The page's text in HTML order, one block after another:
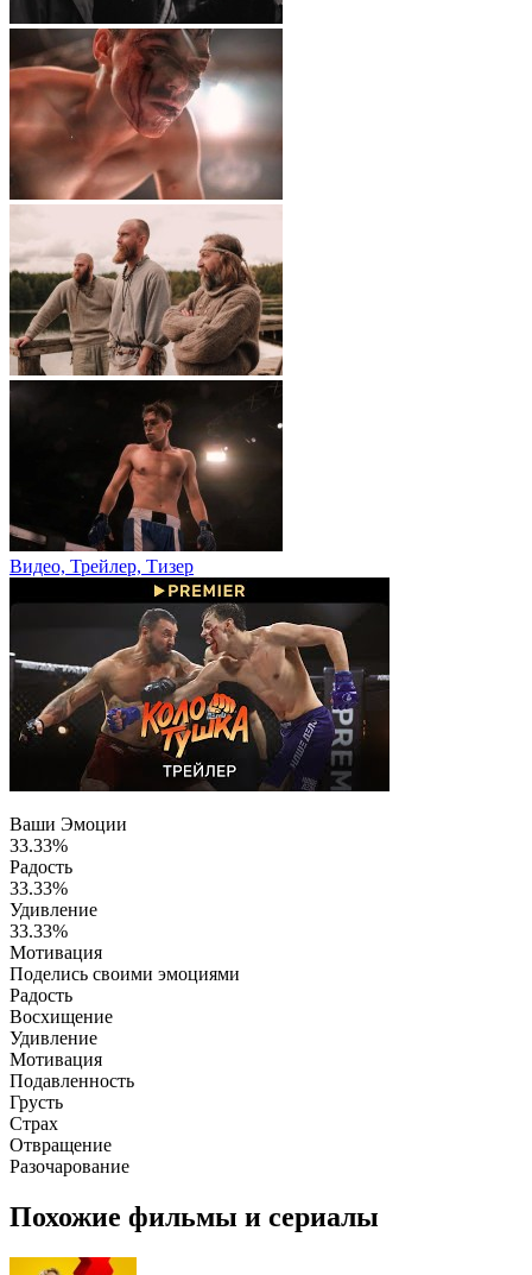
Видео, Трейлер, Тизер
Ваши Эмоции
33.33%
Радость
33.33%
Удивление
33.33%
Мотивация
Поделись своими эмоциями
Радость
Восхищение
Удивление
Мотивация
Подавленность
Грусть
Страх
Отвращение
Разочарование
Похожие фильмы и сериалы